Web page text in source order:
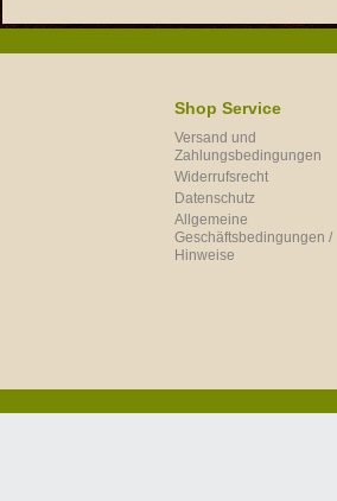
Shop Service
Versand und
Zahlungsbedingungen
Widerrufsrecht
Datenschutz
Allgemeine
Geschäftsbedingungen /
Hinweise